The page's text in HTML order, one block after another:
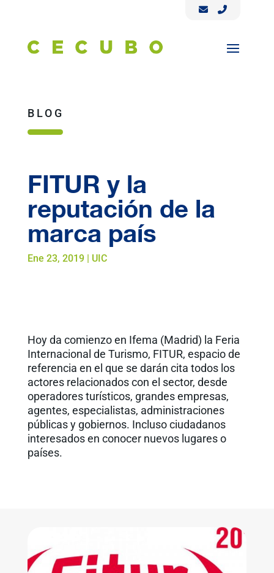
BLOG
FITUR y la
reputación de la
marca país
Ene 23, 2019| UIC
Hoy da comienzo en Ifema (Madrid) la Feria
Internacional de Turismo, FITUR, espacio de
referencia en el que se darán cita todos los
actores relacionados con el sector, desde
operadores turísticos, grandes empresas,
agentes, especialistas, administraciones
públicas y gobiernos. Incluso ciudadanos
interesados en conocer nuevos lugares o
países.